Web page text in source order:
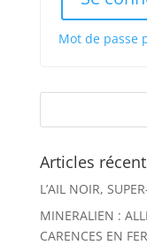
Mot de passe
Articles
L’AIL NOIR,
MINERALIEN :
CARENCES EN FER